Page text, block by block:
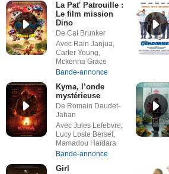
La Pat' Patrouille :
Le film mission
Dino
De Cal Brunker
Avec Rain Janjua,
Carter Young,
Mckenna Grace
Bande-annonce
Kyma, l’onde
mystérieuse
De Romain Daudet-
Jahan
Avec Jules Lefebvre,
Lucy Loste Berset,
Mamadou Haïdara
Bande-annonce
Girl